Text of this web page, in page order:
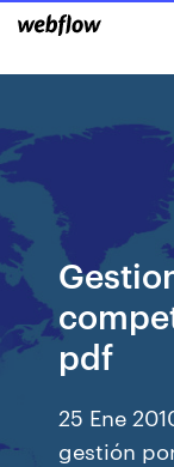
pdf
25 Ene
gestión